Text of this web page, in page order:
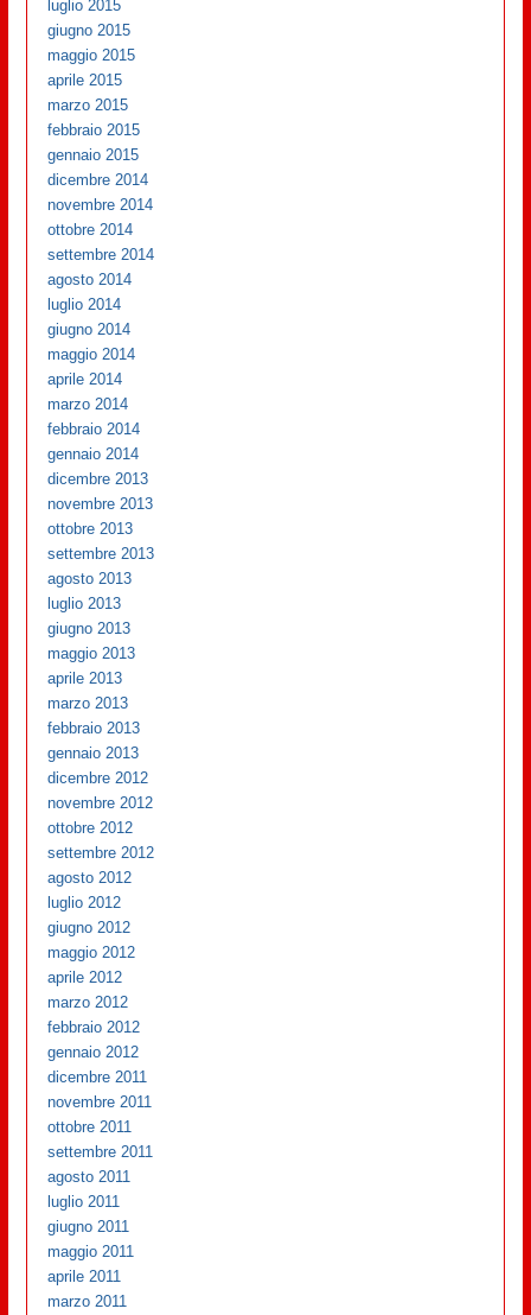
luglio 2015
giugno 2015
maggio 2015
aprile 2015
marzo 2015
febbraio 2015
gennaio 2015
dicembre 2014
novembre 2014
ottobre 2014
settembre 2014
agosto 2014
luglio 2014
giugno 2014
maggio 2014
aprile 2014
marzo 2014
febbraio 2014
gennaio 2014
dicembre 2013
novembre 2013
ottobre 2013
settembre 2013
agosto 2013
luglio 2013
giugno 2013
maggio 2013
aprile 2013
marzo 2013
febbraio 2013
gennaio 2013
dicembre 2012
novembre 2012
ottobre 2012
settembre 2012
agosto 2012
luglio 2012
giugno 2012
maggio 2012
aprile 2012
marzo 2012
febbraio 2012
gennaio 2012
dicembre 2011
novembre 2011
ottobre 2011
settembre 2011
agosto 2011
luglio 2011
giugno 2011
maggio 2011
aprile 2011
marzo 2011